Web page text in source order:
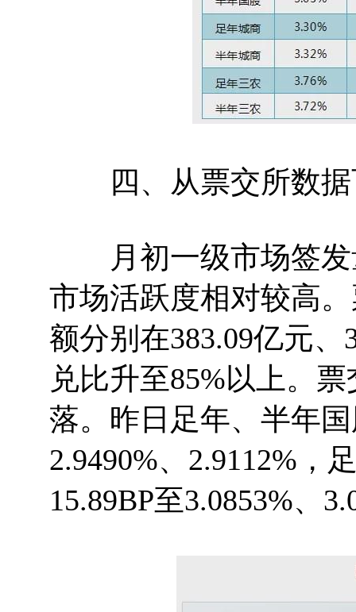
四、从票交所数据
月初一级市场签发
市场活跃度相对较高
额分别在383.09亿元、
兑比升至85%以上。
落。昨日足年、半年
2.9490%、2.9112%，
15.89BP至3.0853%、